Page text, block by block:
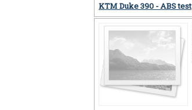
KTM Duke 390 - ABS test